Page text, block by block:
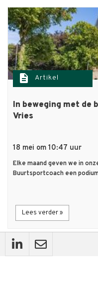
description Artikel
In beweging met de
Vries
18 mei om 10:47 uur
Elke maand geven we in
Buurtsportcoach een
Lees verder »